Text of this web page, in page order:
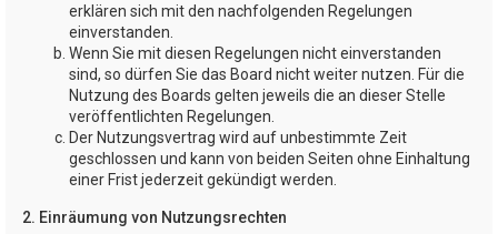
erklären sich mit den nachfolgenden Regelungen
einverstanden.
Wenn Sie mit diesen Regelungen nicht einverstanden
sind, so dürfen Sie das Board nicht weiter nutzen. Für die
Nutzung des Boards gelten jeweils die an dieser Stelle
veröffentlichten Regelungen.
Der Nutzungsvertrag wird auf unbestimmte Zeit
geschlossen und kann von beiden Seiten ohne Einhaltung
einer Frist jederzeit gekündigt werden.
2. Einräumung von Nutzungsrechten